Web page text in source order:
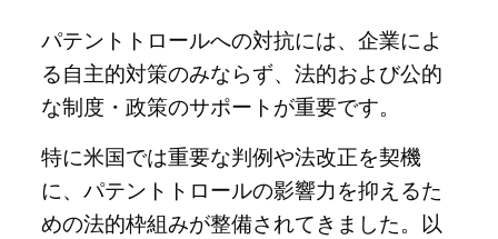
パテントトロールへの対抗には、企業によ
る自主的対策のみならず、法的および公的
な制度・政策のサポートが重要です。
特に米国では重要な判例や法改正を契機
に、パテントトロールの影響力を抑えるた
めの法的枠組みが整備されてきました。以